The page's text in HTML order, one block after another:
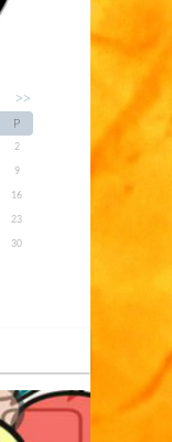
>>
P
2
9
16
23
30